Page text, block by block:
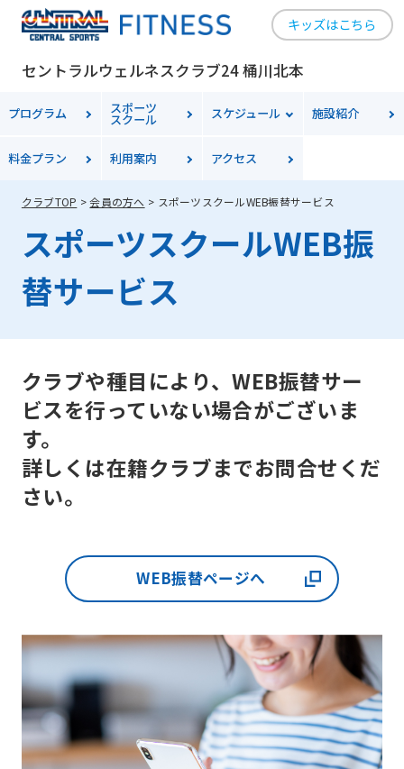
キッズはこちら
セントラルウェルネスクラブ24 桶川北本
プログラム スポーツ
スクール スケジュール 施設紹介
料金プラン 利用案内 アクセス
クラブTOP 会員の方へ スポーツスクールWEB振替サービス
スポーツスクールWEB振
替サービス
クラブや種目により、WEB振替サー
ビスを行っていない場合がございま
す。
詳しくは在籍クラブまでお問合せくだ
さい。
WEB振替ページへ
For
foreigners
Central
Sports
official
website
into
English.
the
(start
automatic
translation)
to
return
to
the
top